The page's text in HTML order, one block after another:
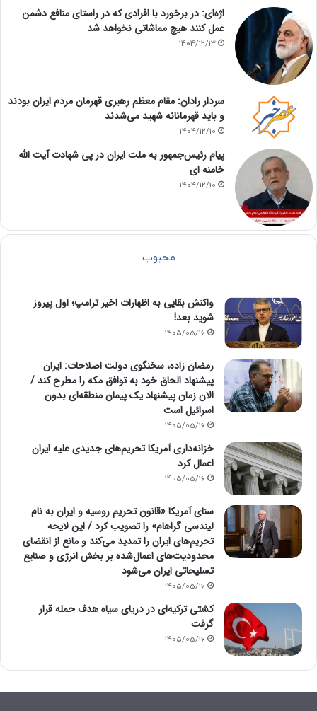
اژه‌ای: در برخورد با افرادی که در راستای منافع دشمن
عمل کنند هیچ مماشاتی نخواهد شد
1404/12/13
سردار رادان: مقام معظم رهبری قهرمان مردم ایران بودند
و باید قهرمانانه شهید می‌شدند
1404/12/10
پیام رئیس‌جمهور به ملت ایران در پی شهادت آیت الله
خامنه ای
1404/12/10
محبوب
واکنش بقایی به اظهارات اخیر ترامپ؛ اول پیروز
شوید بعد!
1405/05/16
رمضان زاده، سخنگوی دولت اصلاحات: ایران
پیشنهاد الحاق خود به توافق مکه را مطرح کند /
الان زمان پیشنهاد یک پیمان منطقه‌ای بدون
اسرائیل است
1405/05/16
خزانه‌داری آمریکا تحریم‌های جدیدی علیه ایران
اعمال کرد
1405/05/16
سنای آمریکا «قانون تحریم روسیه و ایران به نام
لیندسی گراهام» را تصویب کرد / این لایحه
تحریم‌های ایران را تمدید می‌کند و مانع از انقضای
محدودیت‌های اعمال‌شده بر بخش انرژی و صنایع
تسلیحاتی ایران می‌شود
1405/05/16
کشتی ترکیه‌ای در دریای سیاه هدف حمله قرار
گرفت
1405/05/16